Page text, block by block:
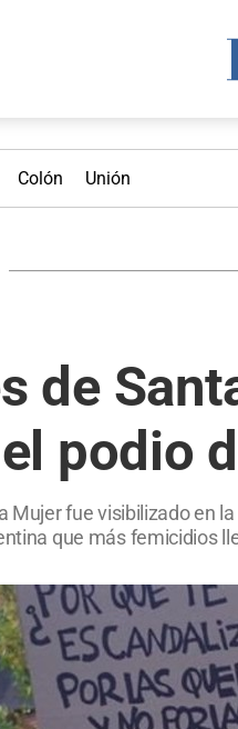
Colón Unión
de
podio
Mujer fue visibilizado en
que más femicidios